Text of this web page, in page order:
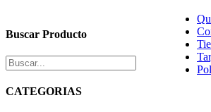
Buscar Producto
CATEGORIAS